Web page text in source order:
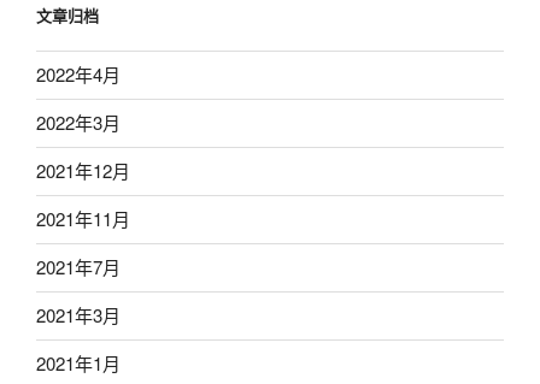
文章归档
2022年4月
2022年3月
2021年12月
2021年11月
2021年7月
2021年3月
2021年1月